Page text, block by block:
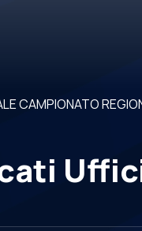
CAMPIONATO